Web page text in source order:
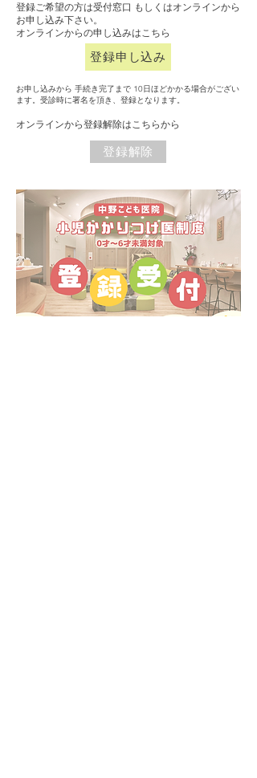
登録ご希望の方は受付窓口 もしくはオンラインから
お申し込み下さい。
​オンラインからの申し込みはこちら
登録申し込み
​お申し込みから 手続き完了まで 10日ほどかかる場合がござい
ます。受診時に署名を頂き、登録となります。
​オンラインから登録解除はこちらから
登録解除